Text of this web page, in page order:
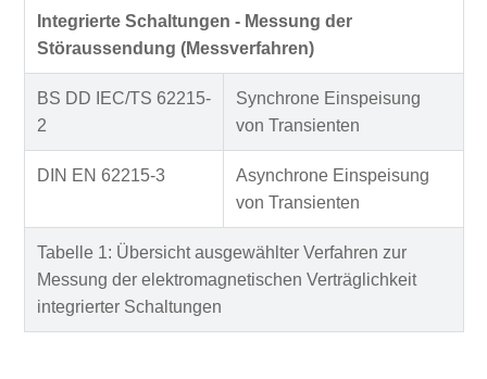
Integrierte Schaltungen - Messung der
Störaussendung (Messverfahren)
BS DD IEC/TS 62215-
2
Synchrone Einspeisung
von Transienten
DIN EN 62215-3
Asynchrone Einspeisung
von Transienten
Tabelle 1: Übersicht ausgewählter Verfahren zur
Messung der elektromagnetischen Verträglichkeit
integrierter Schaltungen